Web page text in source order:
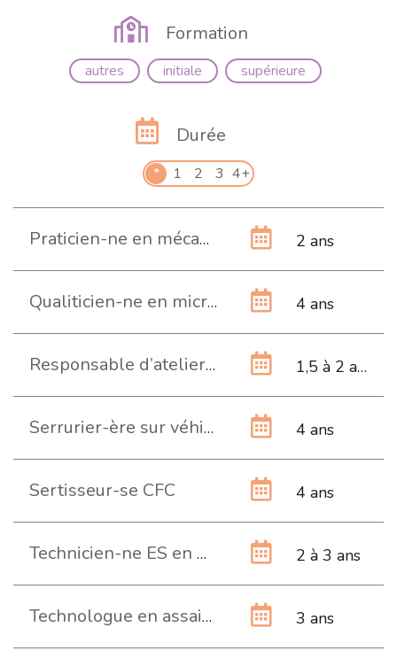
Formation
autres initiale supérieure
Durée
* 1 2 3 4+
Praticien-ne en mécanique AFP 2 ans
Qualiticien-ne en microtechnique CFC 4 ans
Responsable d’atelier en horlogerie 1,5 à 2 ans
Serrurier-ère sur véhicules CFC 4 ans
Sertisseur-se CFC 4 ans
Technicien-ne ES en microtechniques 2 à 3 ans
Technologue en assainissement CFC 3 ans